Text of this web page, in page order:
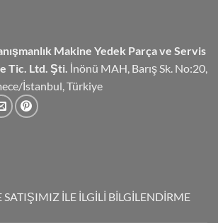
Makine Yedek Parça ve Servis
Tic. Ltd. Şti. İnönü MAH, Barış Sk. No:20,
İstanbul, Türkiye
İLE İLGİLİ BİLGİLENDİRME